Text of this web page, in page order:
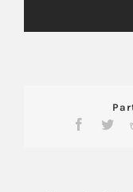
Facebook